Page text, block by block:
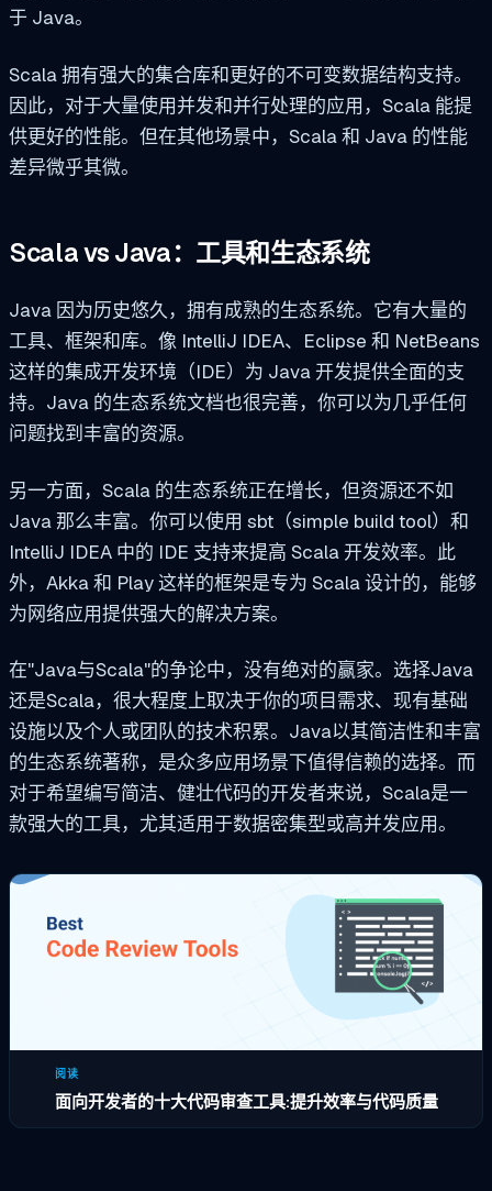
于 Java。
Scala 拥有强大的集合库和更好的不可变数据结构支持。
因此，对于大量使用并发和并行处理的应用，Scala 能提
供更好的性能。但在其他场景中，Scala 和 Java 的性能
差异微乎其微。
Scala vs Java：工具和生态系统
Java 因为历史悠久，拥有成熟的生态系统。它有大量的
工具、框架和库。像 IntelliJ IDEA、Eclipse 和 NetBeans
这样的集成开发环境（IDE）为 Java 开发提供全面的支
持。Java 的生态系统文档也很完善，你可以为几乎任何
问题找到丰富的资源。
另一方面，Scala 的生态系统正在增长，但资源还不如
Java 那么丰富。你可以使用 sbt（simple build tool）和
IntelliJ IDEA 中的 IDE 支持来提高 Scala 开发效率。此
外，Akka 和 Play 这样的框架是专为 Scala 设计的，能够
为网络应用提供强大的解决方案。
在"Java与Scala"的争论中，没有绝对的赢家。选择Java
还是Scala，很大程度上取决于你的项目需求、现有基础
设施以及个人或团队的技术积累。Java以其简洁性和丰富
的生态系统著称，是众多应用场景下值得信赖的选择。而
对于希望编写简洁、健壮代码的开发者来说，Scala是一
款强大的工具，尤其适用于数据密集型或高并发应用。
阅读
面向开发者的十大代码审查工具:提升效率与代码质量